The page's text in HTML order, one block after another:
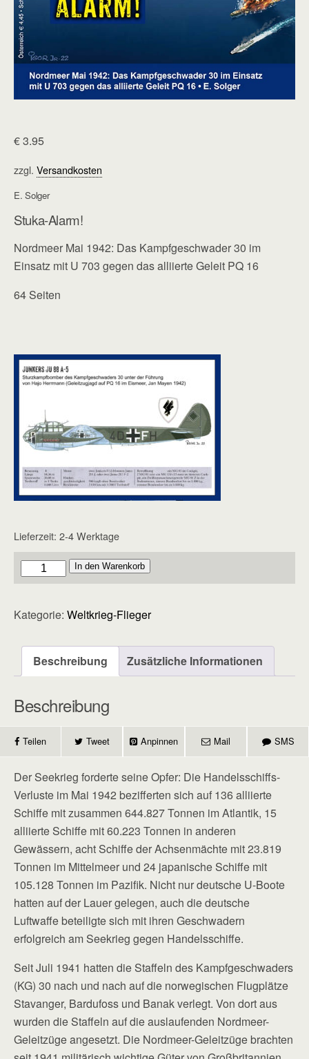
€3.95
zzgl. Versandkosten
E. Solger
Stuka-Alarm!
Nordmeer Mai 1942: Das Kampfgeschwader 30 im
Einsatz mit U 703 gegen das alliierte Geleit PQ 16
64 Seiten
Lieferzeit: 2-4 Werktage
Flieger
-
91
In den Warenkorb
Kategorie: Weltkrieg-Flieger
Beschreibung Zusätzliche Informationen
Beschreibung
Teilen Tweet Anpinnen Mail SMS
Der Seekrieg forderte seine Opfer: Die Handelsschiffs-
Verluste im Mai 1942 bezifferten sich auf 136 alliierte
Schiffe mit zusammen 644.827 Tonnen im Atlantik, 15
alliierte Schiffe mit 60.223 Tonnen in anderen
Gewässern, acht Schiffe der Achsenmächte mit 23.819
Tonnen im Mittelmeer und 24 japanische Schiffe mit
105.128 Tonnen im Pazifik. Nicht nur deutsche U-Boote
hatten auf der Lauer gelegen, auch die deutsche
Luftwaffe beteiligte sich mit ihren Geschwadern
erfolgreich am Seekrieg gegen Handelsschiffe.
Seit Juli 1941 hatten die Staffeln des Kampfgeschwaders
(KG) 30 nach und nach auf die norwegischen Flugplätze
Stavanger, Bardufoss und Banak verlegt. Von dort aus
wurden die Staffeln auf die auslaufenden Nordmeer-
Geleitzüge angesetzt. Die Nordmeer-Geleitzüge brachten